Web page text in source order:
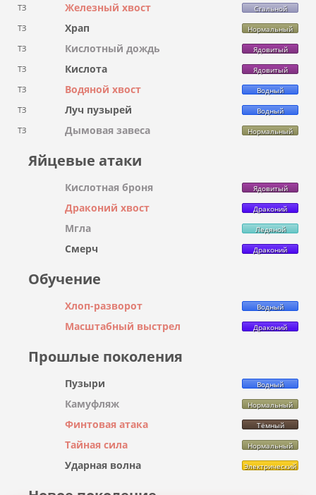
ТЗ Железный хвост Стальной
ТЗ Храп Нормальный
ТЗ Кислотный дождь Ядовитый
ТЗ Кислота Ядовитый
ТЗ Водяной хвост Водный
ТЗ Луч пузырей Водный
ТЗ Дымовая завеса Нормальный
Яйцевые атаки
Кислотная броня Ядовитый
Драконий хвост Драконий
Мгла Ледяной
Смерч Драконий
Обучение
Хлоп-разворот Водный
Масштабный выстрел Драконий
Прошлые поколения
Пузыри Водный
Камуфляж Нормальный
Финтовая атака Тёмный
Тайная сила Нормальный
Ударная волна Электрический